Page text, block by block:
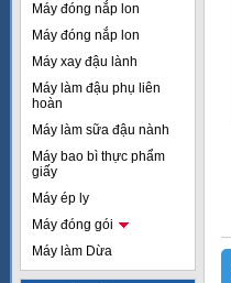
Máy đóng nắp lon
Máy đóng nắp lon
Máy xay đậu lành
Máy làm đậu phụ liên
hoàn
Máy làm sữa đậu nành
Máy bao bì thực phẩm
giấy
Máy ép ly
Máy đóng gói
Máy làm Dừa